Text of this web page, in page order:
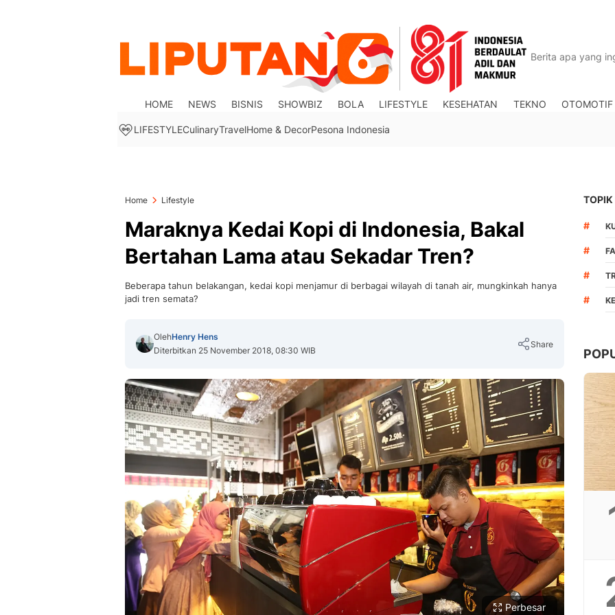
HOME NEWS BISNIS SHOWBIZ BOLA LIFESTYLE KESEHATAN TEKNO OTOMOTIF
LIFESTYLECulinaryTravelHome & DecorPesona Indonesia
Home Lifestyle
Maraknya Kedai Kopi di Indonesia, Bakal
Bertahan Lama atau Sekadar Tren?
Beberapa tahun belakangan, kedai kopi menjamur di berbagai wilayah di tanah air, mungkinkah hanya
jadi tren semata?
OlehHenry Hens
Diterbitkan 25 November 2018, 08:30 WIB
Share
Copy Link
Perbesar
TOPIK
#
#
#
#